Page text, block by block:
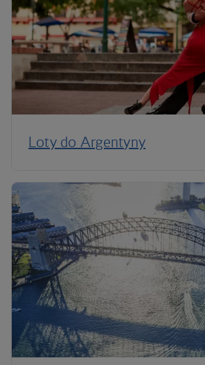
Loty do Argentyny